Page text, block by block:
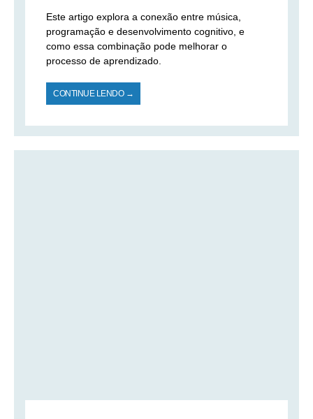
Este artigo explora a conexão entre música,
programação e desenvolvimento cognitivo, e
como essa combinação pode melhorar o
processo de aprendizado.
CONTINUE LENDO →